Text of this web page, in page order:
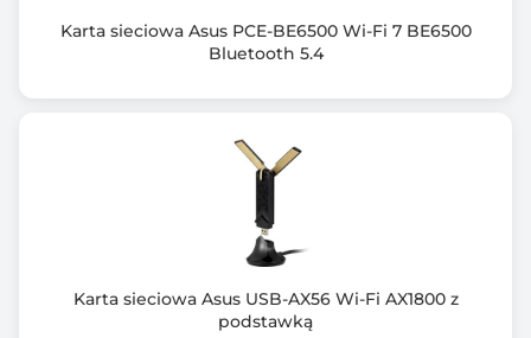
Karta sieciowa Asus PCE-BE6500 Wi-Fi 7 BE6500
Bluetooth 5.4
Karta sieciowa Asus USB-AX56 Wi-Fi AX1800 z
podstawką